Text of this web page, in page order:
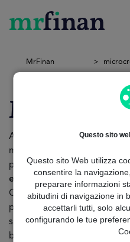
Questo sito
Questo sito Web utilizza
consentire la
preparare informazioni
abitudini di navigazione in
accettarli tutti, solo
configurando le tue
MrFinan
Mini
Avete bisogno di denaro
mini prestito
procedure complicate: il
efficiente
, progettato per
Che si tratti di concedersi
problemi finanziari
sperimentate la facilità di
bisogno